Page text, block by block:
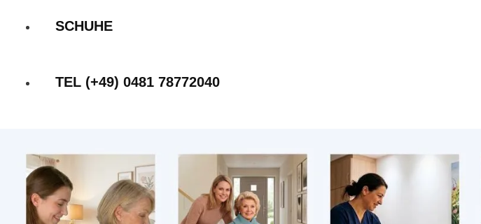
SCHUHE
TEL (+49) 0481 78772040